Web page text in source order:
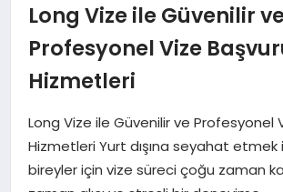
GÜNDEM
MAGAZIN
EĞITIM
TEKNOLOJI
Long Vize ile Güvenilir
Profesyonel Vize
Hizmetleri
Long Vize ile Güvenilir ve Profesyonel
Hizmetleri Yurt dışına seyahat
bireyler için vize süreci çoğu zaman